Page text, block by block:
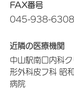
FAX番号
045-938-6308
近隣の医療機関
中山駅南口内科
形外科皮フ科 昭
病院